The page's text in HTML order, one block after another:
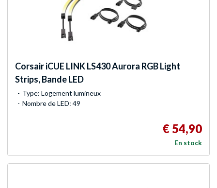
CorsairiCUE LINK LS430 Aurora RGB Light
Strips, Bande LED
Type: Logement lumineux
Nombre de LED: 49
€ 54,90
En stock